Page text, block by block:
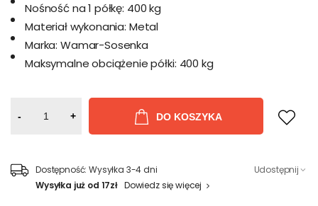
Nośność na 1 półkę: 400 kg
Materiał wykonania: Metal
Marka: Wamar-Sosenka
Maksymalne obciążenie półki: 400 kg
- + DO KOSZYKA
Dostępność: Wysyłka 3-4 dni
Wysyłka już od 17zł Dowiedz się więcej
Udostępnij